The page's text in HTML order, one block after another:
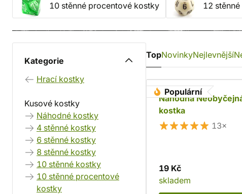
10 stěnné procentové kostky 12
Kategorie
Hrací kostky
Kusové kostky
Náhodné kostky
4 stěnné kostky
6 stěnné kostky
8 stěnné kostky
10 stěnné kostky
10 stěnné procentové
kostky
TopNovinkyNejlevnější
Populární
Náhodná
kostka
13×
19 Kč
skladem